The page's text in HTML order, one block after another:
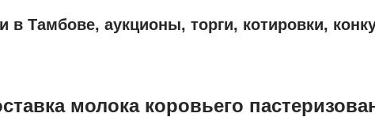
в Тамбове, аукционы, торги, котировки,
молока коровьего